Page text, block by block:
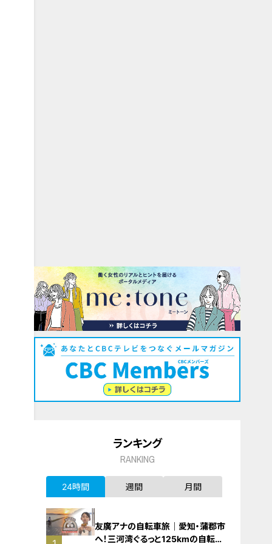
ランキング
RANKING
24時間 週間 月間
友廣アナの自転車旅｜愛知・蒲郡市
へ！三河湾ぐるっと125kmの自転車